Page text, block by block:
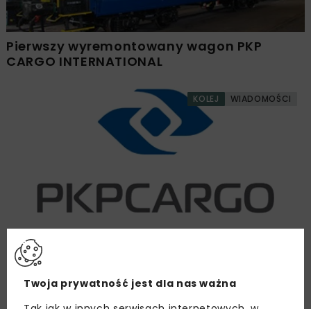
Pierwszy wyremontowany wagon PKP
CARGO INTERNATIONAL
KOLEJ WIADOMOŚCI
Kierunek ekspansji PKP CARGO – Trójmorze
Twoja prywatność jest dla nas ważna